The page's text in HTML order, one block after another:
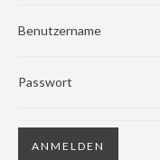
Benutzername
Passwort